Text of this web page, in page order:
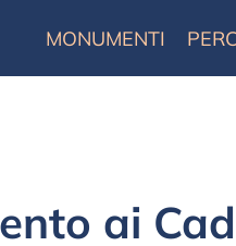
MONUMENTI
ai